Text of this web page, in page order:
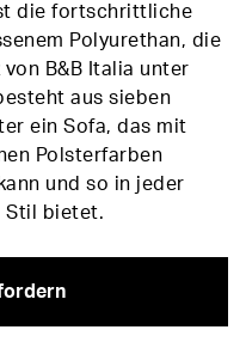
die fortschrittliche
Polyurethan, die
B&B Italia unter
aus sieben
ein Sofa, das mit
Polsterfarben
und so in jeder
Stil bietet.